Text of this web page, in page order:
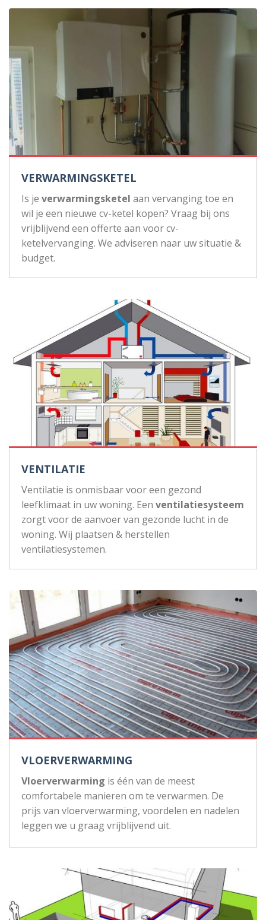
VERWARMINGSKETEL
Is je verwarmingsketel aan vervanging toe en
wil je een nieuwe cv-ketel kopen? Vraag bij ons
vrijblijvend een offerte aan voor cv-
ketelvervanging. We adviseren naar uw situatie &
budget.
VENTILATIE
Ventilatie is onmisbaar voor een gezond
leefklimaat in uw woning. Een ventilatiesysteem
zorgt voor de aanvoer van gezonde lucht in de
woning. Wij plaatsen & herstellen
ventilatiesystemen.
VLOERVERWARMING
Vloerverwarming is één van de meest
comfortabele manieren om te verwarmen. De
prijs van vloerverwarming, voordelen en nadelen
leggen we u graag vrijblijvend uit.